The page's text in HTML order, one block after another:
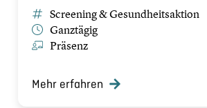
Screening & Gesundheitsaktion
Ganztägig
Präsenz
Mehr erfahren